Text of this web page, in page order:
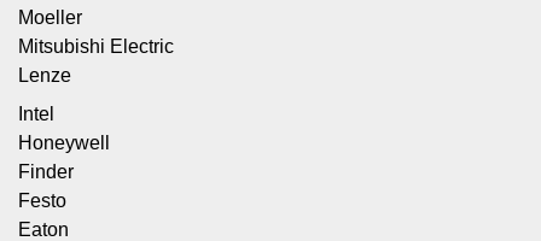
Moeller
Mitsubishi Electric
Lenze
Intel
Honeywell
Finder
Festo
Eaton